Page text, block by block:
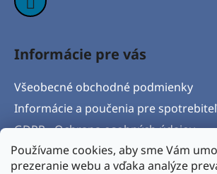
Používame cookies, aby sme Vám
prezeranie webu a vďaka analýze
Informácie pre vás
Všeobecné obchodné podmienky
Informácie a poučenia pre
GDPR - Ochrana osobných údajov
Formulár na odstúpenie od zmluvy